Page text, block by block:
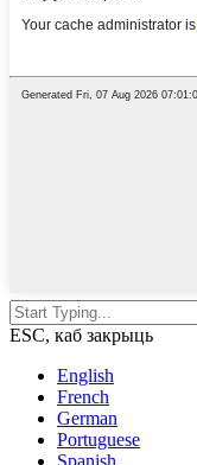
ESC, каб закрыць
English
French
German
Portuguese
Spanish